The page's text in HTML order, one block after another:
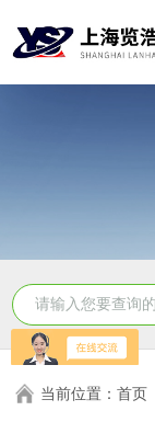
当前位置：首页